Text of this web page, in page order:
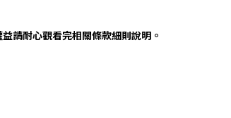
請耐心觀看完相關條款細則說明。